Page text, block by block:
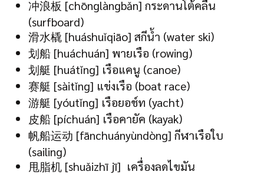
冲浪板 [chōnglàngbǎn] กระดานโต้คลื่น
(surfboard)
滑水橇 [huáshuǐqiāo] สกีน้ำ (water ski)
划船 [huáchuán] พายเรือ (rowing)
划艇 [huátǐng] เรือแคนู (canoe)
赛艇 [sàitǐng] แข่งเรือ (boat race)
游艇 [yóutǐng] เรือยอช์ท (yacht)
皮船 [píchuán] เรือคายัค (kayak)
帆船运动 [fānchuányùndòng] กีฬาเรือใบ
(sailing)
甩脂机 [shuǎizhī jī] เครื่องลดไขมัน